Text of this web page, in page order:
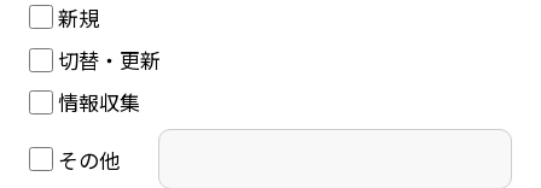
新規
切替・更新
情報収集
その他